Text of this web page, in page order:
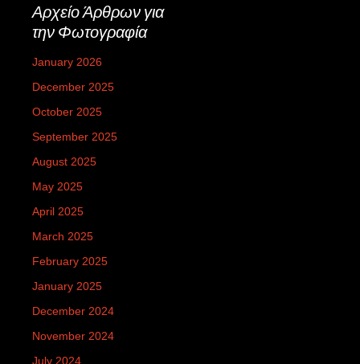
Αρχείο Άρθρων για
την Φωτογραφία
January 2026
December 2025
October 2025
September 2025
August 2025
May 2025
April 2025
March 2025
February 2025
January 2025
December 2024
November 2024
July 2024